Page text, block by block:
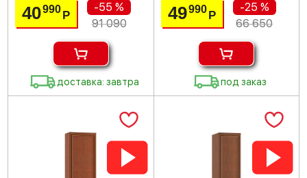
40990 Р
-55 %
91 090
доставка: завтра
49990 Р
-25 %
66 650
под заказ